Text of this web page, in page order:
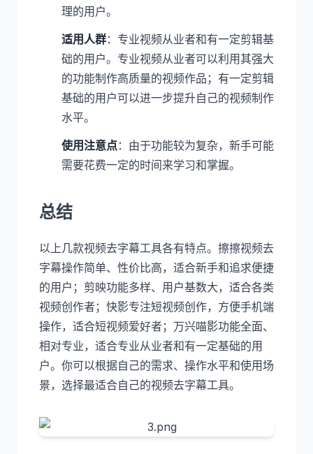
理的用户。
适用人群：专业视频从业者和有一定剪辑基
础的用户。专业视频从业者可以利用其强大
的功能制作高质量的视频作品；有一定剪辑
基础的用户可以进一步提升自己的视频制作
水平。
使用注意点：由于功能较为复杂，新手可能
需要花费一定的时间来学习和掌握。
总结
以上几款视频去字幕工具各有特点。擦擦视频去
字幕操作简单、性价比高，适合新手和追求便捷
的用户；剪映功能多样、用户基数大，适合各类
视频创作者；快影专注短视频创作，方便手机端
操作，适合短视频爱好者；万兴喵影功能全面、
相对专业，适合专业从业者和有一定基础的用
户。你可以根据自己的需求、操作水平和使用场
景，选择最适合自己的视频去字幕工具。